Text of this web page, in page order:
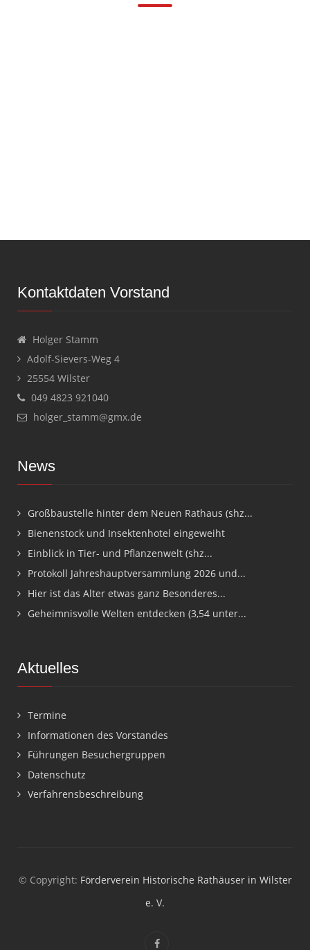
Kontaktdaten Vorstand
Holger Stamm
Adolf-Sievers-Weg 4
25554 Wilster
049 4823 921040
holger_stamm@gmx.de
News
Großbaustelle hinter dem Neuen Rathaus (shz...
Bienenstock und Insektenhotel eingeweiht
Einblick in Tier- und Pflanzenwelt (shz...
Protokoll Jahreshauptversammlung 2026 und...
Hier ist das Alter etwas ganz Besonderes...
Geheimnisvolle Welten entdecken (3,54 unter...
Aktuelles
Termine
Informationen des Vorstandes
Führungen Besuchergruppen
Datenschutz
Verfahrensbeschreibung
© Copyright: Förderverein Historische Rathäuser in Wilster
e. V.